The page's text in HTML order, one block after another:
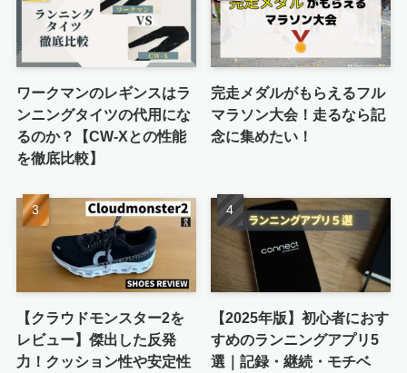
ワークマンのレギンスはラ
ンニングタイツの代用にな
るのか？【CW-Xとの性能
を徹底比較】
完走メダルがもらえるフル
マラソン大会！走るなら記
念に集めたい！
【クラウドモンスター2を
レビュー】傑出した反発
力！クッション性や安定性
【2025年版】初心者におす
すめのランニングアプリ5
選｜記録・継続・モチベ